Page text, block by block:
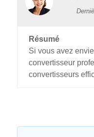
Résumé
Si vous avez
convertisseur
convertisseurs